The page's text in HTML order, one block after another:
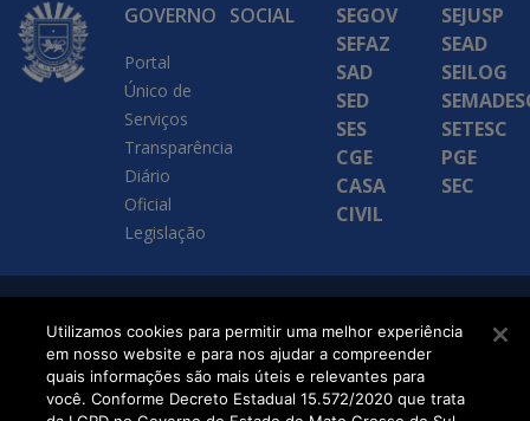
GOVERNO
Portal
Único de
Serviços
Transparência
Diário
Oficial
Legislação
SOCIAL
SEGOV
SEFAZ
SAD
SED
SES
CGE
CASA
CIVIL
SEJUSP
SEAD
SEILOG
SETESC
PGE
SEC
SETDIG | Secretaria-
Executiva de
Transformação Digital
Utilizamos cookies para permitir uma melhor experiência
em nosso website e para nos ajudar a compreender
quais informações são mais úteis e relevantes para
você. Conforme Decreto Estadual 15.572/2020 que trata